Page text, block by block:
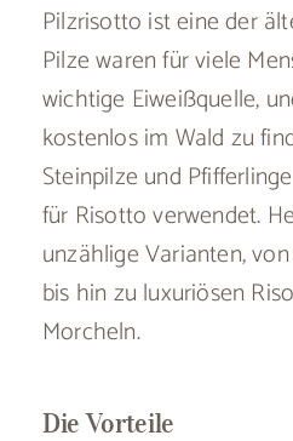
Pilzrisotto ist eine der
Pilze waren für viele
wichtige Eiweißquelle,
kostenlos im Wald zu
Steinpilze und
für Risotto verwendet.
unzählige Varianten,
bis hin zu luxuriösen
Morcheln.
Die Vorteile